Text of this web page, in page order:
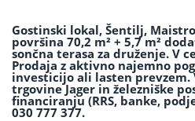
Gostinski lokal, Šentilj,
površina 70,2 m² + 5,7 m²
sončna terasa za druženje. V
Prodaja z aktivno najemno
investicijo ali lasten
trgovine Jager in železniške
financiranju (RRS, banke,
030 777 377.